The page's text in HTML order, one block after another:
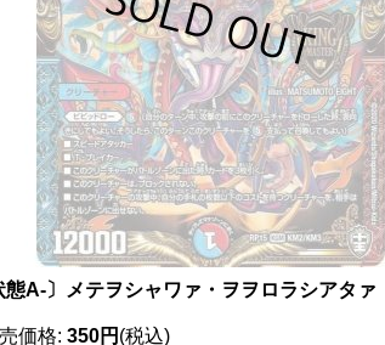
態A-〕メテヲシャワァ・ヲヲロラシアタァ
価格: 350円 (税込)